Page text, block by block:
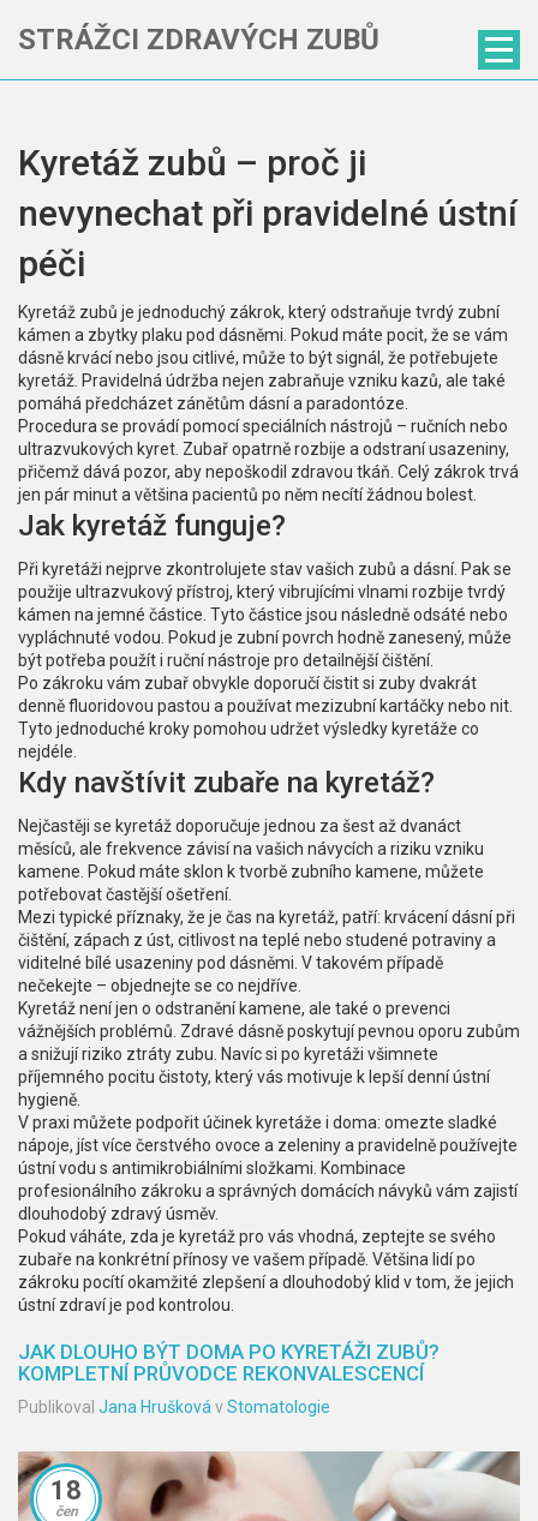
STRÁŽCI ZDRAVÝCH ZUBŮ
Kyretáž zubů – proč ji
nevynechat při pravidelné ústní
péči
Kyretáž zubů je jednoduchý zákrok, který odstraňuje tvrdý zubní
kámen a zbytky plaku pod dásněmi. Pokud máte pocit, že se vám
dásně krvácí nebo jsou citlivé, může to být signál, že potřebujete
kyretáž. Pravidelná údržba nejen zabraňuje vzniku kazů, ale také
pomáhá předcházet zánětům dásní a paradontóze.
Procedura se provádí pomocí speciálních nástrojů – ručních nebo
ultrazvukových kyret. Zubař opatrně rozbije a odstraní usazeniny,
přičemž dává pozor, aby nepoškodil zdravou tkáň. Celý zákrok trvá
jen pár minut a většina pacientů po něm necítí žádnou bolest.
Jak kyretáž funguje?
Při kyretáži nejprve zkontrolujete stav vašich zubů a dásní. Pak se
použije ultrazvukový přístroj, který vibrujícími vlnami rozbije tvrdý
kámen na jemné částice. Tyto částice jsou následně odsáté nebo
vypláchnuté vodou. Pokud je zubní povrch hodně zanesený, může
být potřeba použít i ruční nástroje pro detailnější čištění.
Po zákroku vám zubař obvykle doporučí čistit si zuby dvakrát
denně fluoridovou pastou a používat mezizubní kartáčky nebo nit.
Tyto jednoduché kroky pomohou udržet výsledky kyretáže co
nejdéle.
Kdy navštívit zubaře na kyretáž?
Nejčastěji se kyretáž doporučuje jednou za šest až dvanáct
měsíců, ale frekvence závisí na vašich návycích a riziku vzniku
kamene. Pokud máte sklon k tvorbě zubního kamene, můžete
potřebovat častější ošetření.
Mezi typické příznaky, že je čas na kyretáž, patří: krvácení dásní při
čištění, zápach z úst, citlivost na teplé nebo studené potraviny a
viditelné bílé usazeniny pod dásněmi. V takovém případě
nečekejte – objednejte se co nejdříve.
Kyretáž není jen o odstranění kamene, ale také o prevenci
vážnějších problémů. Zdravé dásně poskytují pevnou oporu zubům
a snižují riziko ztráty zubu. Navíc si po kyretáži všimnete
příjemného pocitu čistoty, který vás motivuje k lepší denní ústní
hygieně.
V praxi můžete podpořit účinek kyretáže i doma: omezte sladké
nápoje, jíst více čerstvého ovoce a zeleniny a pravidelně používejte
ústní vodu s antimikrobiálními složkami. Kombinace
profesionálního zákroku a správných domácích návyků vám zajistí
dlouhodobý zdravý úsměv.
Pokud váháte, zda je kyretáž pro vás vhodná, zeptejte se svého
zubaře na konkrétní přínosy ve vašem případě. Většina lidí po
zákroku pocítí okamžité zlepšení a dlouhodobý klid v tom, že jejich
ústní zdraví je pod kontrolou.
JAK DLOUHO BÝT DOMA PO KYRETÁŽI ZUBŮ?
KOMPLETNÍ PRŮVODCE REKONVALESCENCÍ
Publikoval Jana Hrušková vStomatologie
18
čen